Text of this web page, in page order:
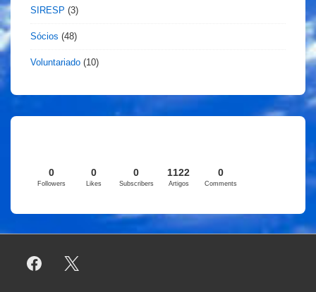
SIRESP (3)
Sócios (48)
Voluntariado (10)
0
Followers
0
Likes
0
Subscribers
1122
Artigos
0
Comments